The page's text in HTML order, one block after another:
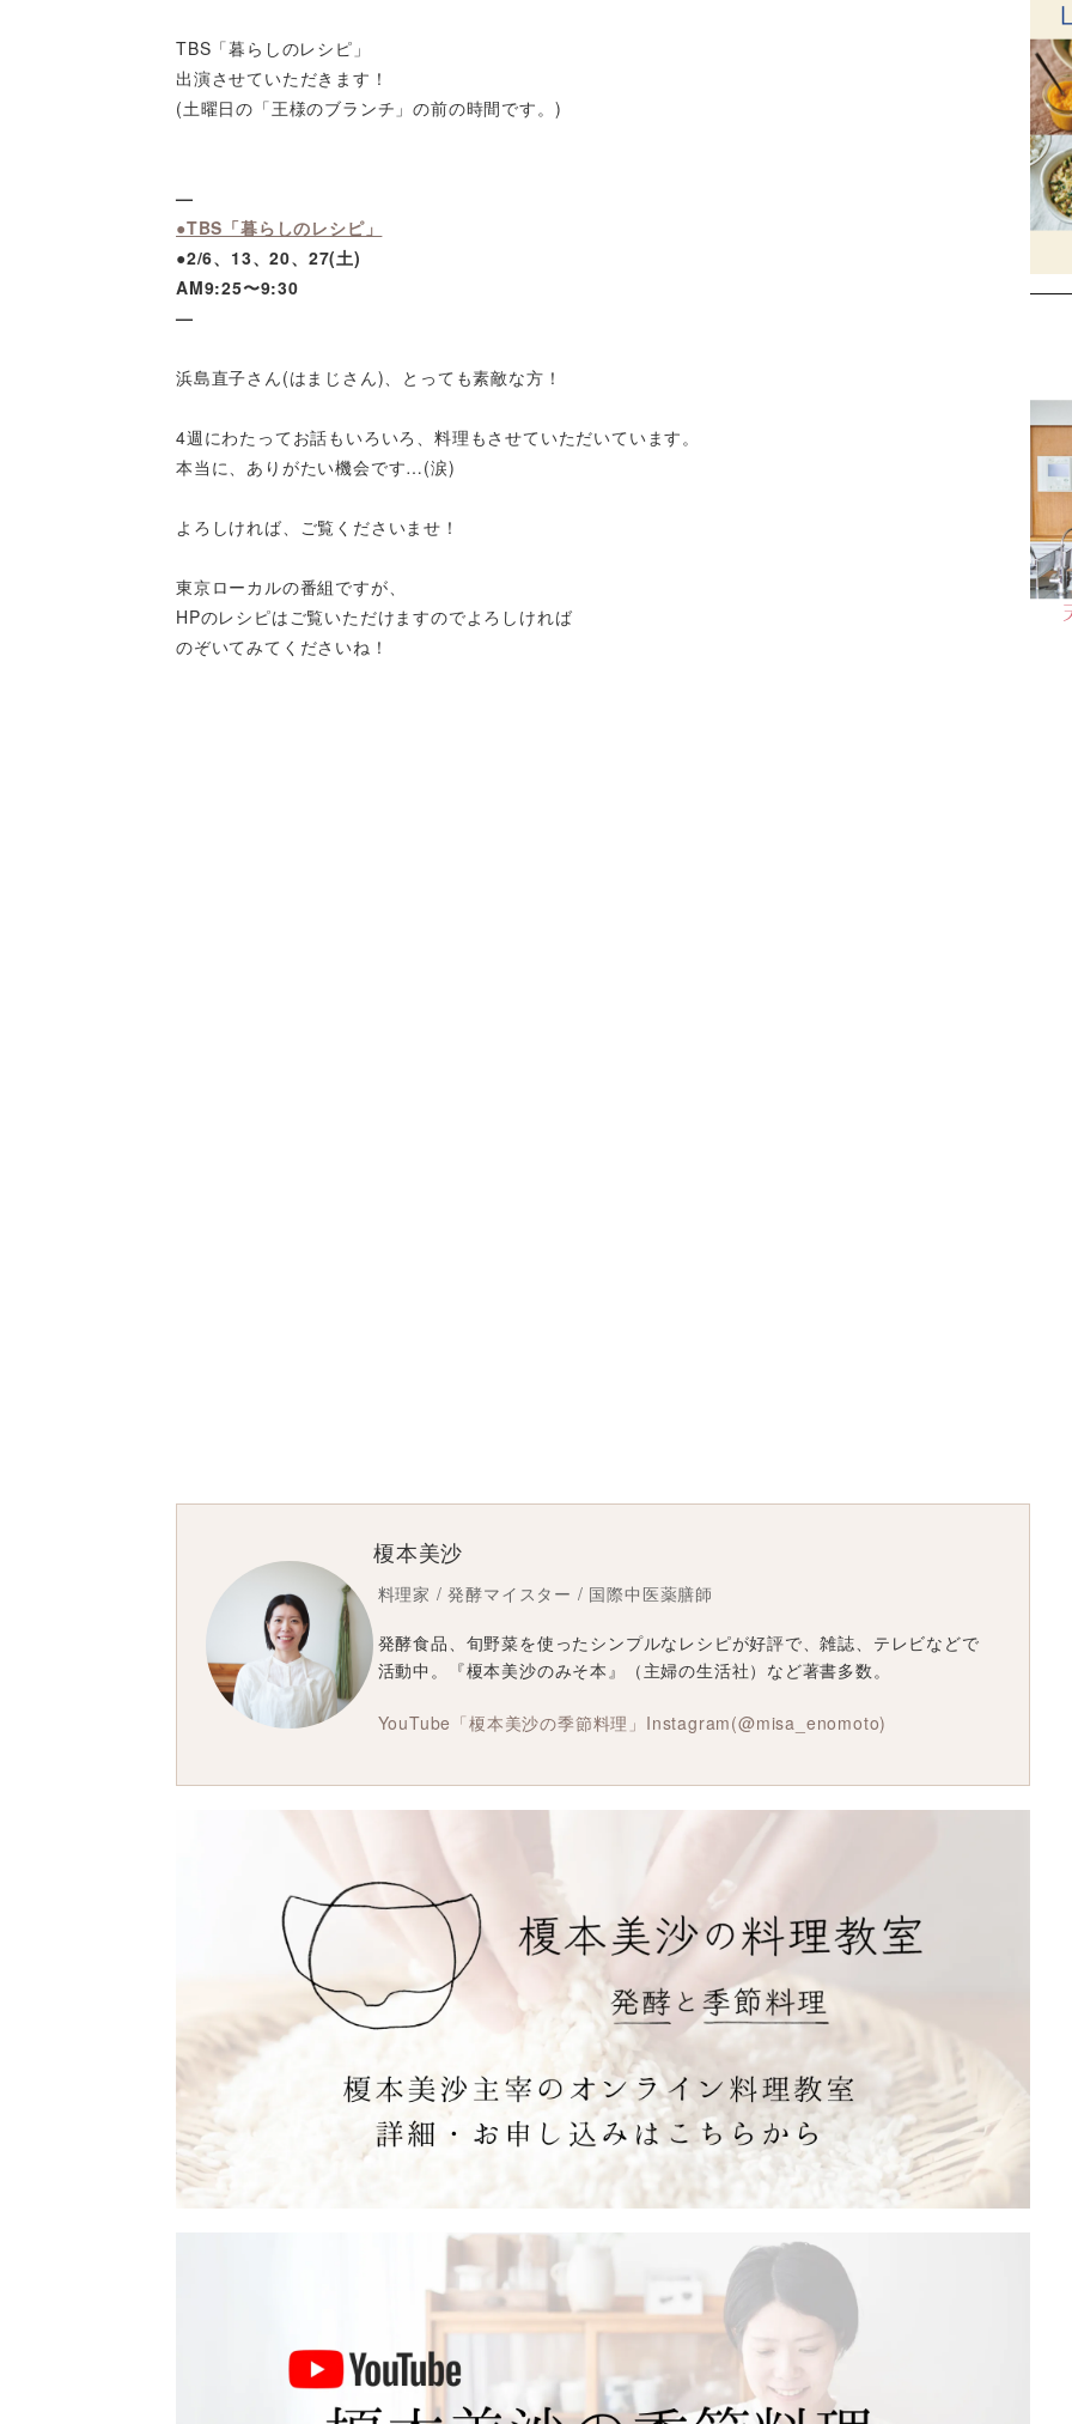
TBS「暮らしのレシピ」
出演させていただきます！
(土曜日の「王様のブランチ」の前の時間です。)
—
●TBS「暮らしのレシピ」
●2/6、13、20、27(土)
AM9:25〜9:30
—
浜島直子さん(はまじさん)、とっても素敵な方！
4週にわたってお話もいろいろ、料理もさせていただいています。
本当に、ありがたい機会です…(涙)
よろしければ、ご覧くださいませ！
東京ローカルの番組ですが、
HPのレシピはご覧いただけますのでよろしければ
のぞいてみてくださいね！
榎本美沙
料理家 / 発酵マイスター / 国際中医薬膳師
発酵食品、旬野菜を使ったシンプルなレシピが好評で、雑誌、テレビなどで
活動中。『榎本美沙のみそ本』（主婦の生活社）など著書多数。
YouTube「榎本美沙の季節料理」 Instagram(@misa_enomoto)